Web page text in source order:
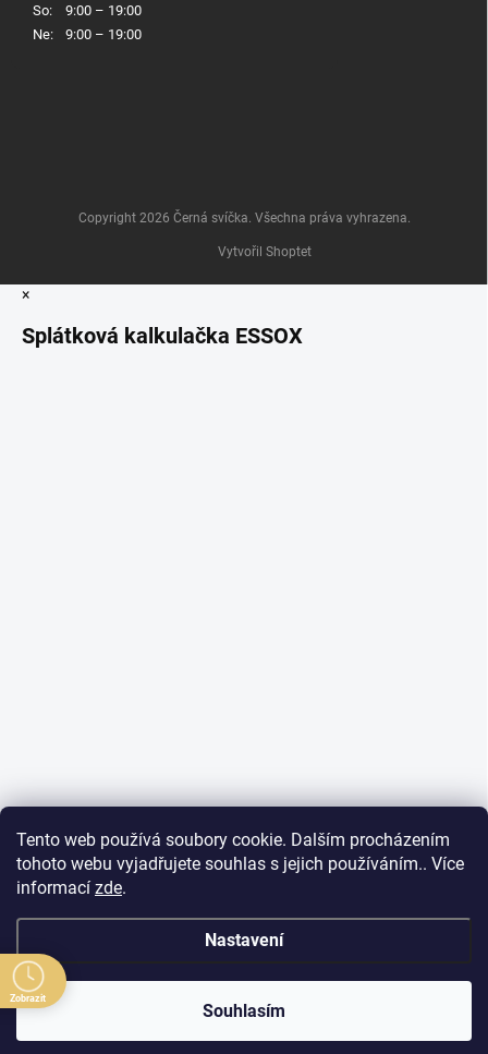
Tento web používá soubory cookie. Dalším procházením
tohoto webu vyjadřujete souhlas s jejich používáním.. Více
informací zde.
Nastavení
Souhlasím
So:
9:00 – 19:00
Ne:
9:00 – 19:00
Vytvořil Shoptet
Copyright 2026 Černá svíčka. Všechna práva vyhrazena.
×
Splátková kalkulačka ESSOX
Zobrazit